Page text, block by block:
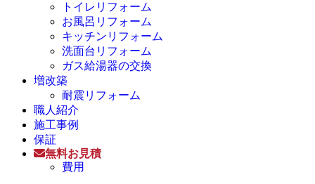
トイレリフォーム
お風呂リフォーム
キッチンリフォーム
洗面台リフォーム
ガス給湯器の交換
増改築
耐震リフォーム
職人紹介
施工事例
保証
無料お見積
費用